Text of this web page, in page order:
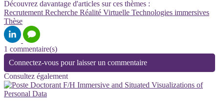
Découvrez davantage d'articles sur ces thèmes :
Recrutement Recherche Réalité Virtuelle Technologies immersives
Thèse
1 commentaire(s)
Connectez-vous pour laisser un commentaire
Consultez également